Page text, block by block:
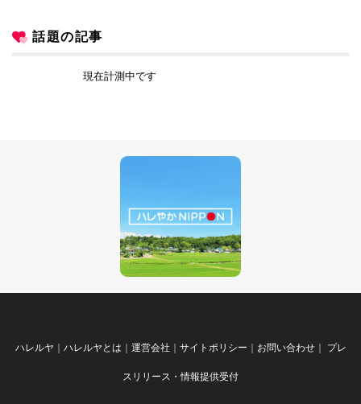
話題の記事
現在計測中です
ハレルヤ ｜ ハレルヤとは ｜ 運営会社 ｜ サイトポリシー ｜ お問い合わせ｜ プレ
スリリース・情報提供受付